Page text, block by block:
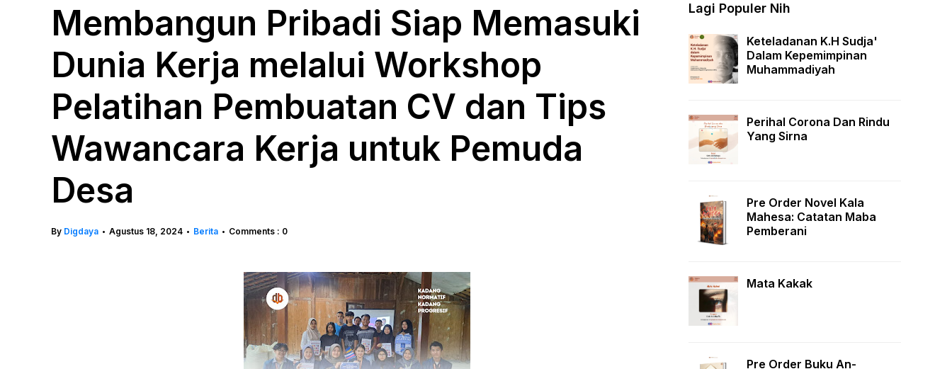
Membangun Pribadi Siap Memasuki
Dunia Kerja melalui Workshop
Pelatihan Pembuatan CV dan Tips
Wawancara Kerja untuk Pemuda
Desa
By Digdaya • Agustus 18, 2024 • Berita • Comments : 0
Lagi Populer Nih
Keteladanan K.H Sudja'
Dalam Kepemimpinan
Muhammadiyah
Perihal Corona Dan Rindu
Yang Sirna
Pre Order Novel Kala
Mahesa: Catatan Maba
Pemberani
Mata Kakak
Pre Order Buku An-